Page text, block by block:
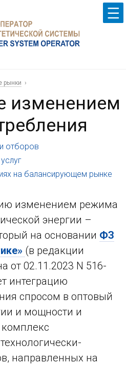
рынки
изменением
отборов
на балансирующем рынке
изменением режима
энергии –
на основании ФЗ
(в редакции
от 02.11.2023 N 516-
интеграцию
спросом в оптовый
и мощности и
комплекс
направленных на